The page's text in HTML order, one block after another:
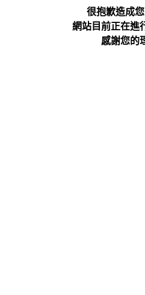
很抱歉造成您
網站目前正在進
感謝您的